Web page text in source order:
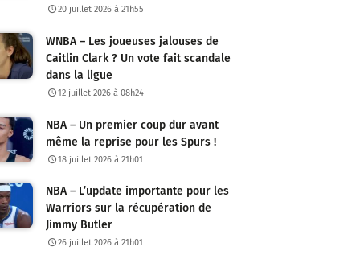
20 juillet 2026 à 21h55
WNBA – Les joueuses jalouses de
Caitlin Clark ? Un vote fait scandale
dans la ligue
12 juillet 2026 à 08h24
NBA – Un premier coup dur avant
même la reprise pour les Spurs !
18 juillet 2026 à 21h01
NBA – L’update importante pour les
Warriors sur la récupération de
Jimmy Butler
26 juillet 2026 à 21h01